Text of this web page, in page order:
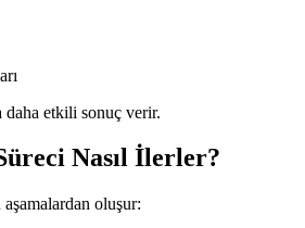
daha etkili sonuç verir.
Nasıl İlerler?
oluşur: